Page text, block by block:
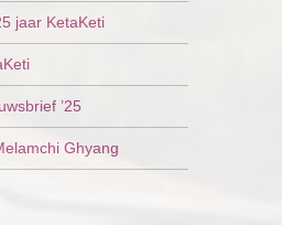
jaar KetaKeti
’25
Ghyang